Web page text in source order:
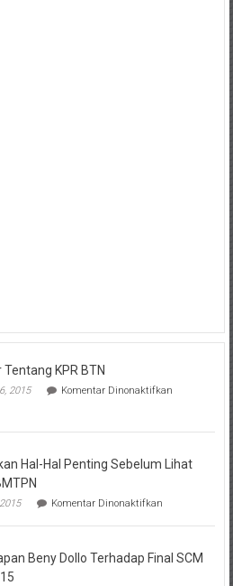
KPR BTN
2015 Komentar Dinonaktifkanpada
KPR
Hal-Hal Penting Sebelum Lihat
Komentar Dinonaktifkanpada
Hal-
Penting
Beny Dollo Terhadap Final SCM